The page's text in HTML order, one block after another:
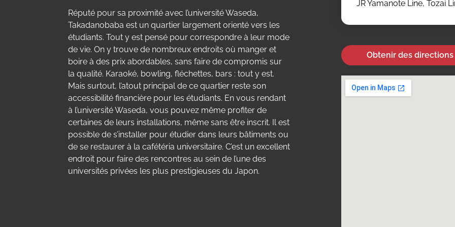
Réputé pour sa proximité avec l’université Waseda,
Takadanobaba est un quartier largement orienté vers les
étudiants. Tout y est pensé pour correspondre à leur mode
de vie. On y trouve de nombreux endroits où manger et
boire à des prix abordables, sans faire de compromis sur
la qualité. Karaoké, bowling, fléchettes, bars : tout y est.
Mais surtout, l’atout principal de ce quartier reste son
accessibilité financière pour les étudiants. En vous rendant
à l’université Waseda, vous pouvez même profiter de
certaines de leurs installations, même sans être inscrit. Il est
possible de s’installer pour étudier dans leurs bâtiments ou
de se restaurer à la cafétéria universitaire. C’est un excellent
endroit pour faire des rencontres au sein de l’une des
universités privées les plus prestigieuses du Japon.
JR Yamanote Line, Tozai
Obtenir des directions